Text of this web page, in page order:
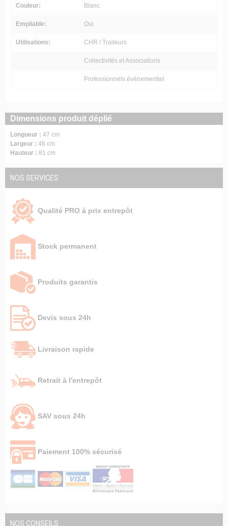
Couleur: Blanc
Empilable: Oui
Utilisations: CHR / Traiteurs
Collectivités et Associations
Professionnels événementiel
Dimensions produit déplié
Longueur : 47 cm
Largeur : 46 cm
Hauteur : 81 cm
NOS SERVICES
Qualité PRO à prix entrepôt
Stock permanent
Produits garantis
Devis sous 24h
Livraison rapide
Retrait à l'entrepôt
SAV sous 24h
Paiement 100% sécurisé
NOS CONSEILS